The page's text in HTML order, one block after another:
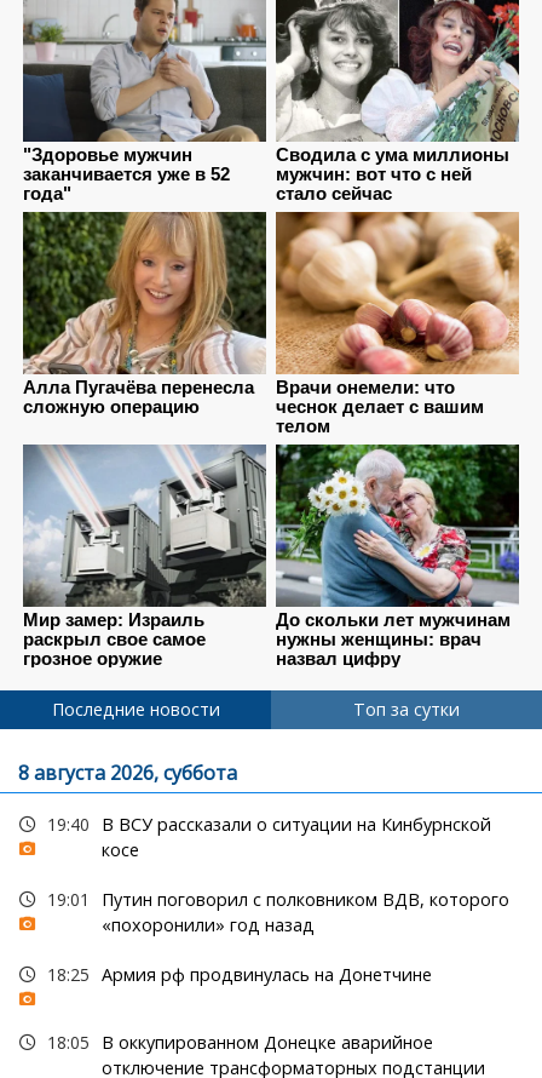
Последние новости Топ за сутки
8 августа 2026, суббота
19:40
В ВСУ рассказали о ситуации на Кинбурнской
косе
19:01
Путин поговорил с полковником ВДВ, которого
«похоронили» год назад
18:25 Армия рф продвинулась на Донетчине
18:05
В оккупированном Донецке аварийное
отключение трансформаторных подстанции